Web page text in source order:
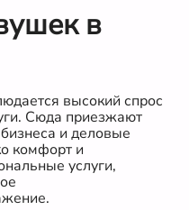
в
высокий спрос
Сюда приезжают
и деловые
комфорт и
услуги,